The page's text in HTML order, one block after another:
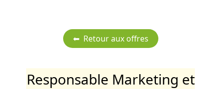
Responsable Marketing et